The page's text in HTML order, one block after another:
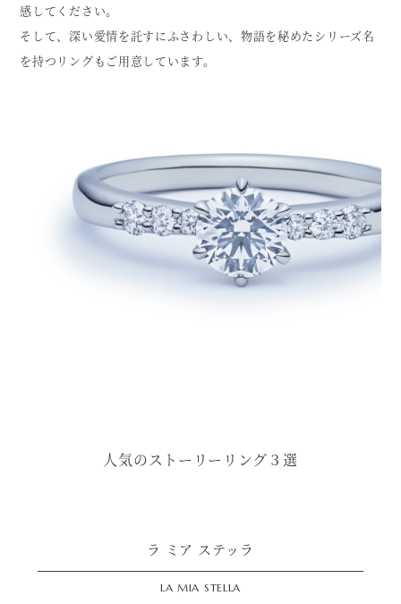
感してください。
そして、深い愛情を託すにふさわしい、物語を秘めたシリーズ名
を持つリングもご用意しています。
人気のストーリーリング３選
ラ ミア ステッラ
LA MIA STELLA